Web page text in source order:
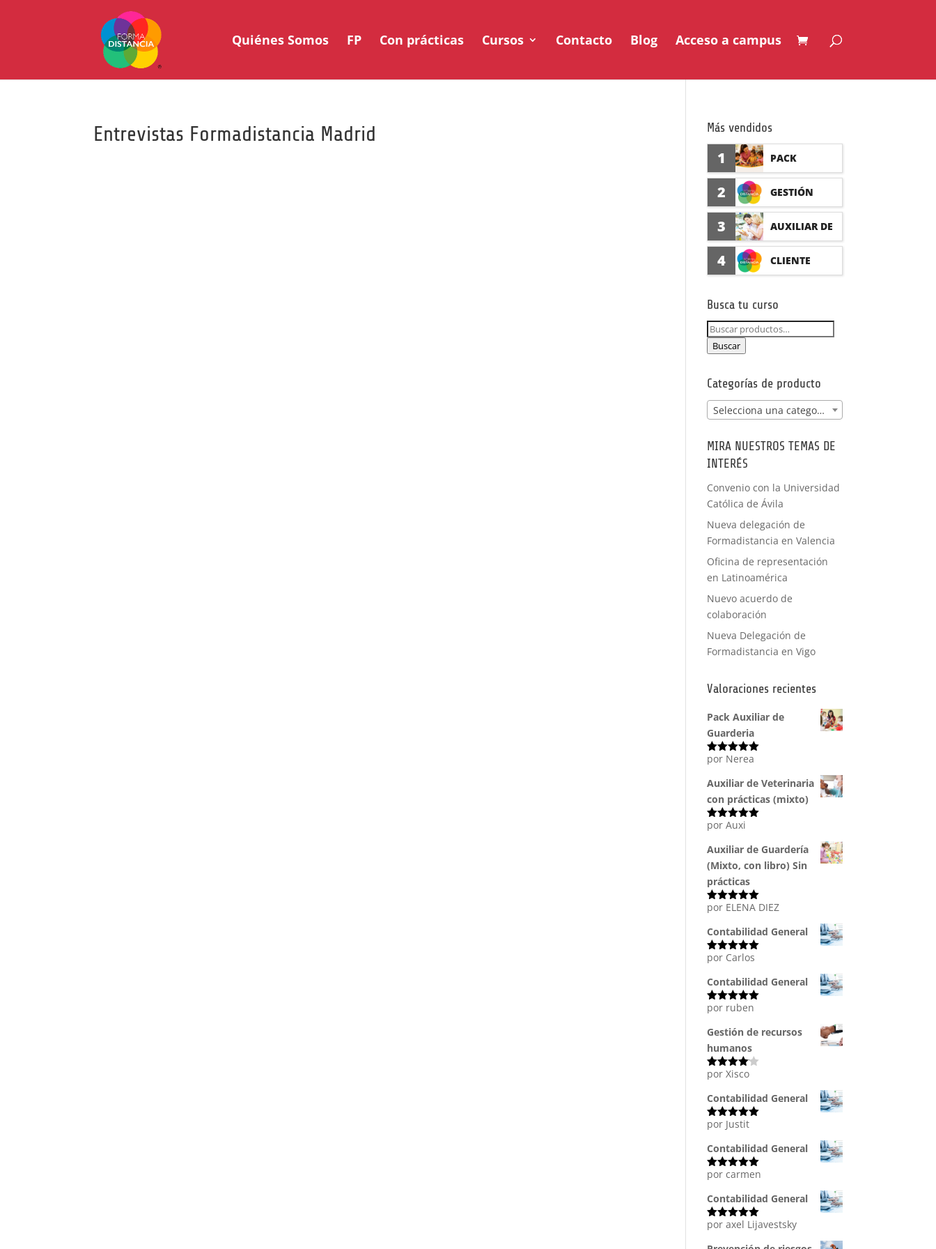
Quiénes Somos FP Con prácticas Cursos Contacto Blog Acceso a campus
Entrevistas Formadistancia Madrid Más vendidos
1 PACK
AUXILIAR DE
GUARDERÍA
CON
2 GESTIÓN
SEGURO DE
ACCIDENTES
(PRÁCTICAS
FORMATIVAS)
3 AUXILIAR DE
FARMACIA Y
IA CON
PRÁCTICAS
4 CLIENTE
Busca tu curso
Buscar
por:
Buscar
Categorías de producto
Selecciona una categoría
MIRA NUESTROS TEMAS DE
INTERÉS
Convenio con la Universidad
Católica de Ávila
Nueva delegación de
Formadistancia en Valencia
Oficina de representación
en Latinoamérica
Nuevo acuerdo de
colaboración
Nueva Delegación de
Formadistancia en Vigo
Valoraciones recientes
Pack Auxiliar de
Guarderia
Valorado
por Nerea
Auxiliar de Veterinaria
con prácticas (mixto)
Valorado
por Auxi
Auxiliar de Guardería
(Mixto, con libro) Sin
prácticas
Valorado
por ELENA DIEZ
Contabilidad General
Valorado
por Carlos
Contabilidad General
Valorado
por ruben
Gestión de recursos
humanos
Valorado
5
por Xisco
Contabilidad General
Valorado
por Justit
Contabilidad General
Valorado
por carmen
Contabilidad General
Valorado
por axel Lijavestsky